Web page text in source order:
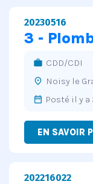
20230516
3 -
work CDD/CDI
place Noisy le
date_range Posté il y a
EN SAVOIR
202216022